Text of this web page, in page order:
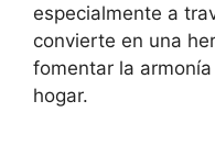
especialmente a
convierte en una
fomentar la
hogar.